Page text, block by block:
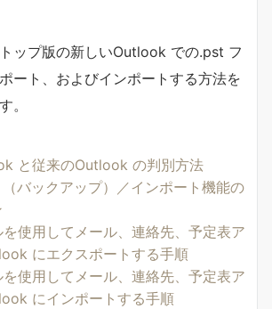
ップ版の新しいOutlook での.pst フ
ート、およびインポートする方法を
。
と従来のOutlook の判別方法
バックアップ）／インポート機能の
使用してメール、連絡先、予定表ア
にエクスポートする手順
使用してメール、連絡先、予定表ア
にインポートする手順